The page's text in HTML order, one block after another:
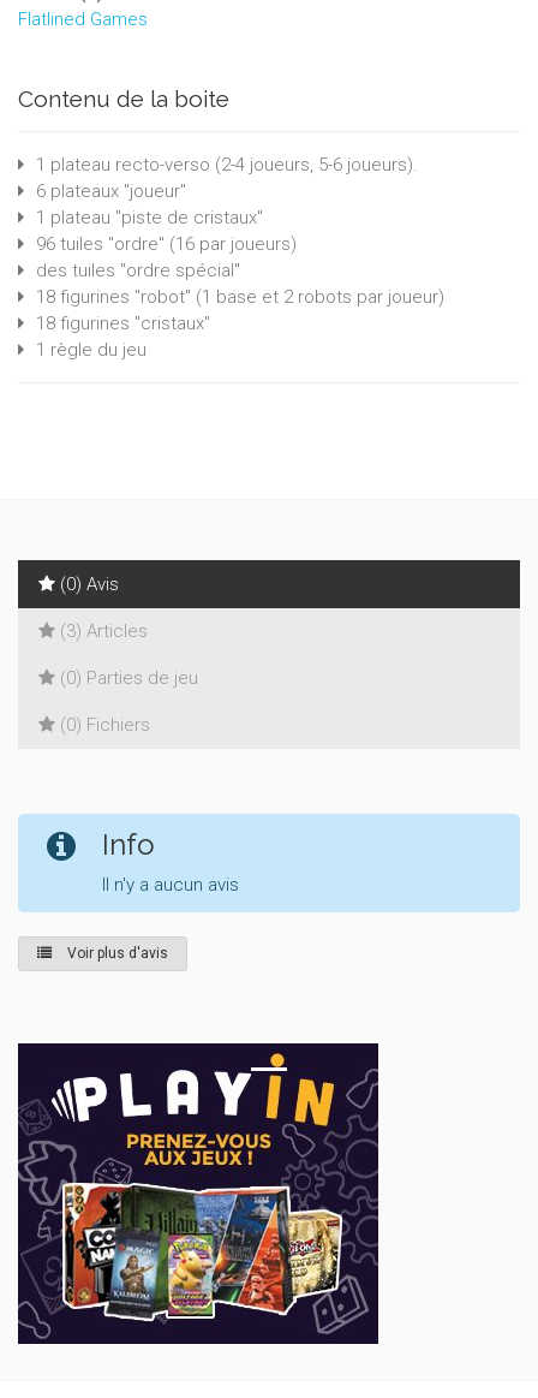
Flatlined Games
Contenu de la boite
1 plateau recto-verso (2-4 joueurs, 5-6 joueurs).
6 plateaux "joueur"
1 plateau "piste de cristaux"
96 tuiles "ordre" (16 par joueurs)
des tuiles "ordre spécial"
18 figurines "robot" (1 base et 2 robots par joueur)
18 figurines "cristaux"
1 règle du jeu
(0) Avis
(3) Articles
(0) Parties de jeu
(0) Fichiers
Info
Il n'y a aucun avis
Voir plus d'avis